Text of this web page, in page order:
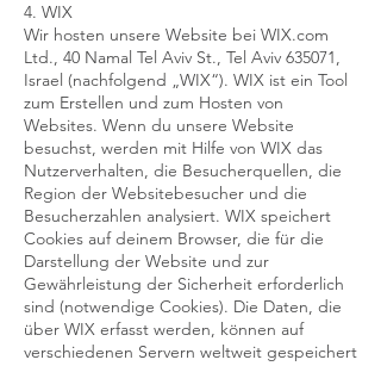
4. WIX
Wir hosten unsere Website bei WIX.com
Ltd., 40 Namal Tel Aviv St., Tel Aviv 635071,
Israel (nachfolgend „WIX“). WIX ist ein Tool
zum Erstellen und zum Hosten von
Websites. Wenn du unsere Website
besuchst, werden mit Hilfe von WIX das
Nutzerverhalten, die Besucherquellen, die
Region der Websitebesucher und die
Besucherzahlen analysiert. WIX speichert
Cookies auf deinem Browser, die für die
Darstellung der Website und zur
Gewährleistung der Sicherheit erforderlich
sind (notwendige Cookies). Die Daten, die
über WIX erfasst werden, können auf
verschiedenen Servern weltweit gespeichert